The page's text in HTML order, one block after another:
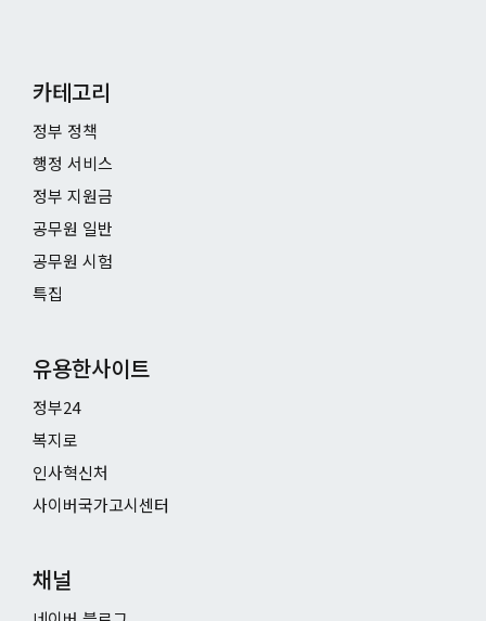
카테고리
정부 정책
행정 서비스
정부 지원금
공무원 일반
공무원 시험
특집
유용한사이트
정부24
복지로
인사혁신처
사이버국가고시센터
채널